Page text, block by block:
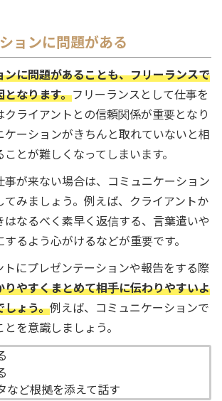
ョンに問題がある
ンに問題があることも、フリーランスで
となります。フリーランスとして仕事を
クライアントとの信頼関係が重要となり
ケーションがきちんと取れていないと相
とが難しくなってしまいます。
事が来ない場合は、コミュニケーション
てみましょう。例えば、クライアントか
はなるべく素早く返信する、言葉遣いや
るよう心がけるなどが重要です。
トにプレゼンテーションや報告をする際
りやすくまとめて相手に伝わりやすいよ
しょう。例えば、コミュニケーションで
を意識しましょう。
など根拠を添えて話す